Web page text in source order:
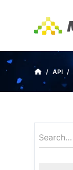
t
a
a
/ API /